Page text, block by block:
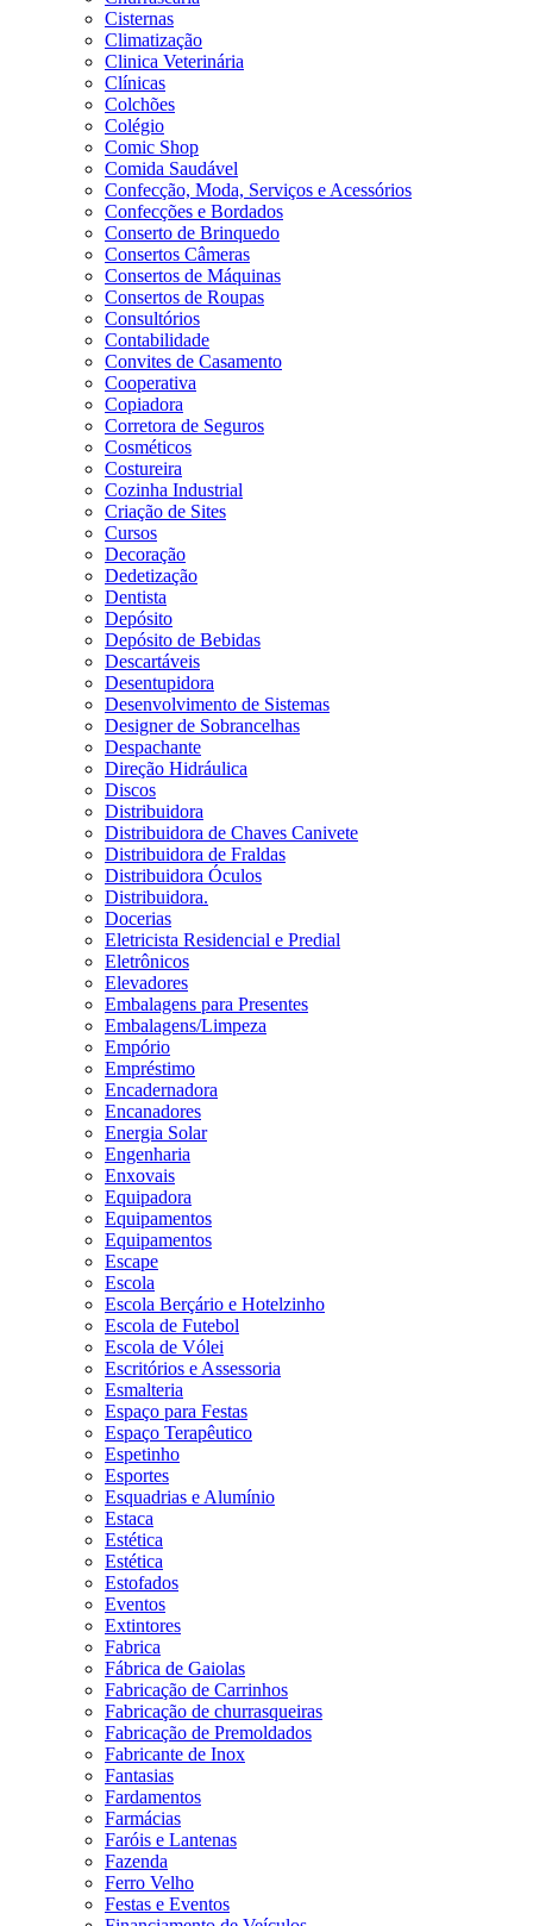
Cisternas
Climatização
Clinica Veterinária
Clínicas
Colchões
Colégio
Comic Shop
Comida Saudável
Confecção, Moda, Serviços e Acessórios
Confecções e Bordados
Conserto de Brinquedo
Consertos Câmeras
Consertos de Máquinas
Consertos de Roupas
Consultórios
Contabilidade
Convites de Casamento
Cooperativa
Copiadora
Corretora de Seguros
Cosméticos
Costureira
Cozinha Industrial
Criação de Sites
Cursos
Decoração
Dedetização
Dentista
Depósito
Depósito de Bebidas
Descartáveis
Desentupidora
Desenvolvimento de Sistemas
Designer de Sobrancelhas
Despachante
Direção Hidráulica
Discos
Distribuidora
Distribuidora de Chaves Canivete
Distribuidora de Fraldas
Distribuidora Óculos
Distribuidora.
Docerias
Eletricista Residencial e Predial
Eletrônicos
Elevadores
Embalagens para Presentes
Embalagens/Limpeza
Empório
Empréstimo
Encadernadora
Encanadores
Energia Solar
Engenharia
Enxovais
Equipadora
Equipamentos
Equipamentos
Escape
Escola
Escola Berçário e Hotelzinho
Escola de Futebol
Escola de Vólei
Escritórios e Assessoria
Esmalteria
Espaço para Festas
Espaço Terapêutico
Espetinho
Esportes
Esquadrias e Alumínio
Estaca
Estética
Estética
Estofados
Eventos
Extintores
Fabrica
Fábrica de Gaiolas
Fabricação de Carrinhos
Fabricação de churrasqueiras
Fabricação de Premoldados
Fabricante de Inox
Fantasias
Fardamentos
Farmácias
Faróis e Lantenas
Fazenda
Ferro Velho
Festas e Eventos